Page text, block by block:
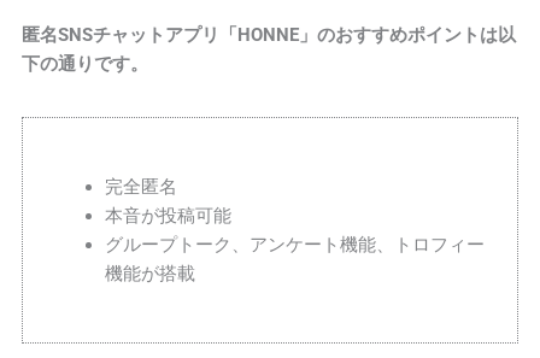
匿名SNSチャットアプリ「HONNE」のおすすめポイントは以
下の通りです。
完全匿名
本音が投稿可能
グループトーク、アンケート機能、トロフィー
機能が搭載